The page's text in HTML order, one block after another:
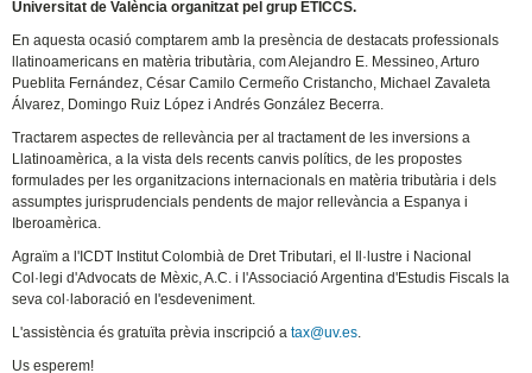
Universitat de València organitzat pel grup ETICCS.
En aquesta ocasió comptarem amb la presència de destacats professionals
llatinoamericans en matèria tributària, com Alejandro E. Messineo, Arturo
Pueblita Fernández, César Camilo Cermeño Cristancho, Michael Zavaleta
Álvarez, Domingo Ruiz López i Andrés González Becerra.
Tractarem aspectes de rellevància per al tractament de les inversions a
Llatinoamèrica, a la vista dels recents canvis polítics, de les propostes
formulades per les organitzacions internacionals en matèria tributària i dels
assumptes jurisprudencials pendents de major rellevància a Espanya i
Iberoamèrica.
Agraïm a l'ICDT Institut Colombià de Dret Tributari, el Il·lustre i Nacional
Col·legi d'Advocats de Mèxic, A.C. i l'Associació Argentina d'Estudis Fiscals la
seva col·laboració en l'esdeveniment.
L'assistència és gratuïta prèvia inscripció atax@uv.es.
Us esperem!